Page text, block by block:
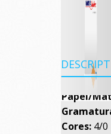
Papel/
Cores: 4/0